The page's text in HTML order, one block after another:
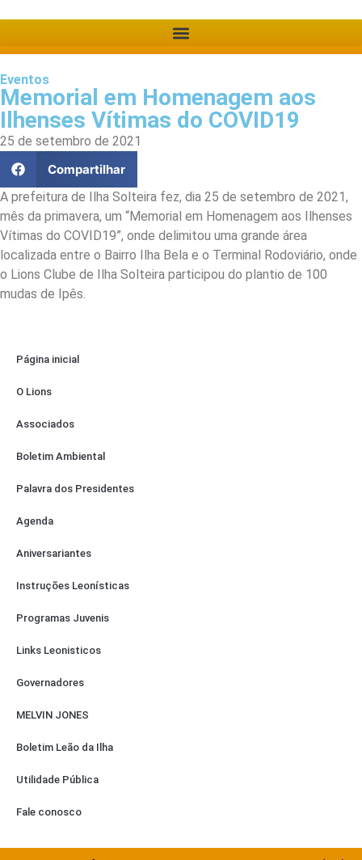
Eventos
Memorial em Homenagem aos
Ilhenses Vítimas do COVID19
25 de setembro de 2021
Compartilhar
A prefeitura de Ilha Solteira fez, dia 25 de setembro de 2021,
mês da primavera, um “Memorial em Homenagem aos Ilhenses
Vítimas do COVID19”, onde delimitou uma grande área
localizada entre o Bairro Ilha Bela e o Terminal Rodoviário, onde
o Lions Clube de Ilha Solteira participou do plantio de 100
mudas de Ipês.
Página inicial
O Lions
Associados
Boletim Ambiental
Palavra dos Presidentes
Agenda
Aniversariantes
Instruções Leonísticas
Programas Juvenis
Links Leonisticos
Governadores
MELVIN JONES
Boletim Leão da Ilha
Utilidade Pública
Fale conosco